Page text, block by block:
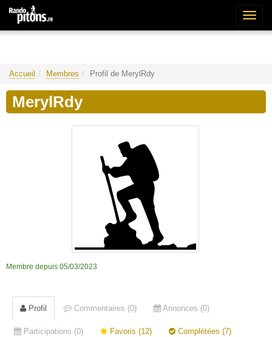
Accueil Membres Profil de MerylRdy
MerylRdy
Membre depuis 05/03/2023
Profil Commentaires (0) Annonces (0)
Participations (0) Favoris (12) Complétées (7)